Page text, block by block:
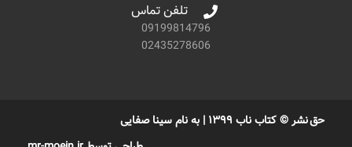
تلفن تماس
09199814796
02435278606
حق نشر © کتاب ناب ۱۳۹۹ | به نام سینا صفایی